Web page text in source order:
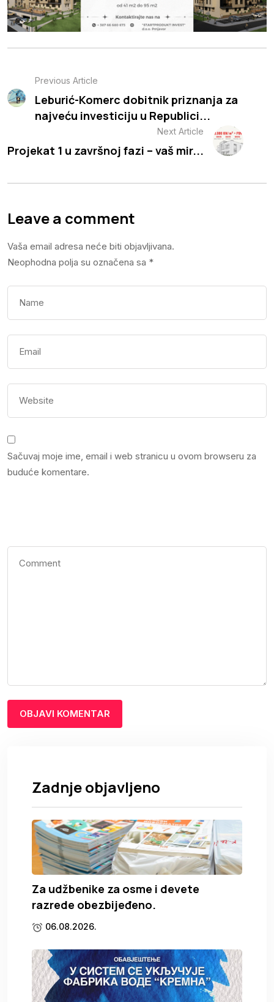
Previous Article
Leburić-Komerc dobitnik priznanja za
najveću investiciju u Republici...
Next Article
Projekat 1 u završnoj fazi – vaš mir...
Leave a comment
Vaša email adresa neće biti objavljivana.
Neophodna polja su označena sa *
Sačuvaj moje ime, email i web stranicu u ovom browseru za
buduće komentare.
Zadnje objavljeno
Za udžbenike za osme i devete
razrede obezbijeđeno.
06.08.2026.